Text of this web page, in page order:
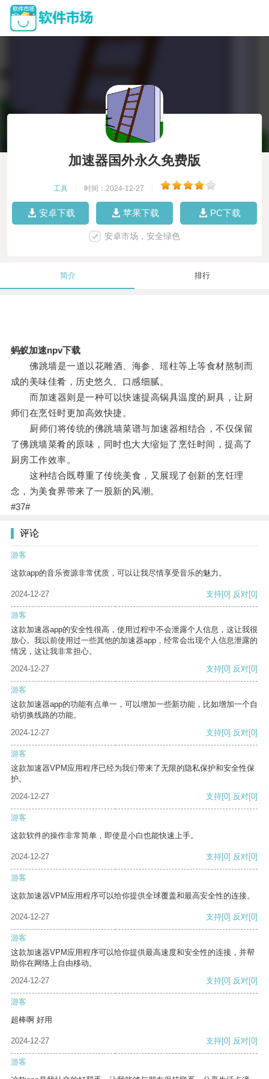
加速器国外永久免费版
工具 时间：2024-12-27
安卓下载 苹果下载 PC下载
安卓市场，安全绿色
简介 排行
蚂蚁加速npv下载
佛跳墙是一道以花雕酒、海参、瑶柱等上等食材熬制而
成的美味佳肴，历史悠久、口感细腻。
而加速器则是一种可以快速提高锅具温度的厨具，让厨
师们在烹饪时更加高效快捷。
厨师们将传统的佛跳墙菜谱与加速器相结合，不仅保留
了佛跳墙菜肴的原味，同时也大大缩短了烹饪时间，提高了
厨房工作效率。
这种结合既尊重了传统美食，又展现了创新的烹饪理
念，为美食界带来了一股新的风潮。
#37#
评论
游客
这款app的音乐资源非常优质，可以让我尽情享受音乐的魅力。
2024-12-27 支持[0] 反对[0]
游客
这款加速器app的安全性很高，使用过程中不会泄露个人信息，这让我很
放心。我以前使用过一些其他的加速器app，经常会出现个人信息泄露的
情况，这让我非常担心。
2024-12-27
支持[0] 反对[0]
游客
这款加速器app的功能有点单一，可以增加一些新功能，比如增加一个自
动切换线路的功能。
2024-12-27
支持[0] 反对[0]
游客
这款加速器VPM应用程序已经为我们带来了无限的隐私保护和安全性保
护。
2024-12-27
支持[0] 反对[0]
游客
这款软件的操作非常简单，即使是小白也能快速上手。
2024-12-27 支持[0] 反对[0]
游客
这款加速器VPM应用程序可以给你提供全球覆盖和最高安全性的连接。
2024-12-27 支持[0] 反对[0]
游客
这款加速器VPM应用程序可以给你提供最高速度和安全性的连接，并帮
助你在网络上自由移动。
2024-12-27
支持[0] 反对[0]
游客
超棒啊 好用
2024-12-27 支持[0] 反对[0]
游客